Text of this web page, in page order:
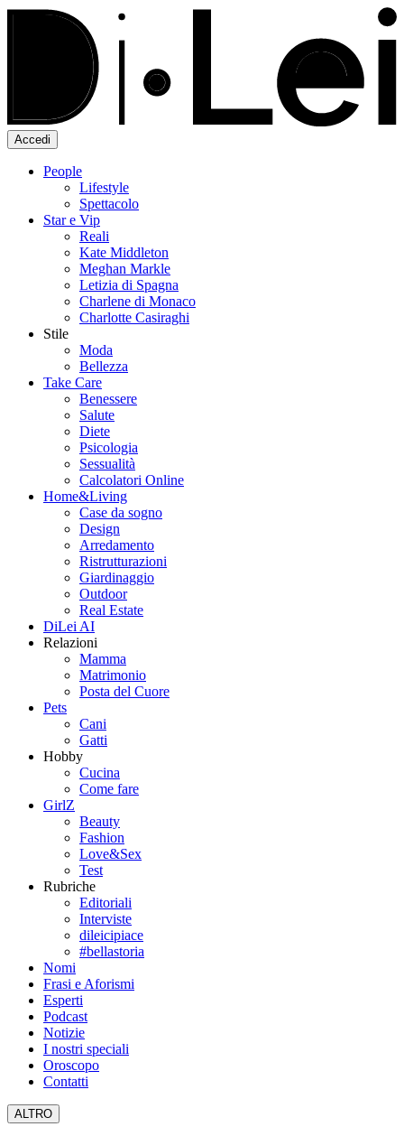
Accedi
People
Lifestyle
Spettacolo
Star e Vip
Reali
Kate Middleton
Meghan Markle
Letizia di Spagna
Charlene di Monaco
Charlotte Casiraghi
Stile
Moda
Bellezza
Take Care
Benessere
Salute
Diete
Psicologia
Sessualità
Calcolatori Online
Home&Living
Case da sogno
Design
Arredamento
Ristrutturazioni
Giardinaggio
Outdoor
Real Estate
DiLei AI
Relazioni
Mamma
Matrimonio
Posta del Cuore
Pets
Cani
Gatti
Hobby
Cucina
Come fare
GirlZ
Beauty
Fashion
Love&Sex
Test
Rubriche
Editoriali
Interviste
dileicipiace
#bellastoria
Nomi
Frasi e Aforismi
Esperti
Podcast
Notizie
I nostri speciali
Oroscopo
Contatti
ALTRO